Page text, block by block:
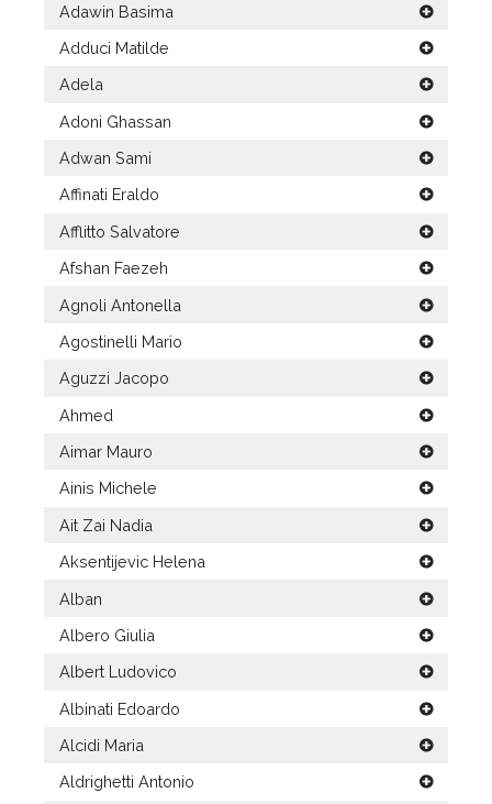
Adawin Basima
Adduci Matilde
Adela
Adoni Ghassan
Adwan Sami
Affinati Eraldo
Afflitto Salvatore
Afshan Faezeh
Agnoli Antonella
Agostinelli Mario
Aguzzi Jacopo
Ahmed
Aimar Mauro
Ainis Michele
Ait Zai Nadia
Aksentijevic Helena
Alban
Albero Giulia
Albert Ludovico
Albinati Edoardo
Alcidi Maria
Aldrighetti Antonio